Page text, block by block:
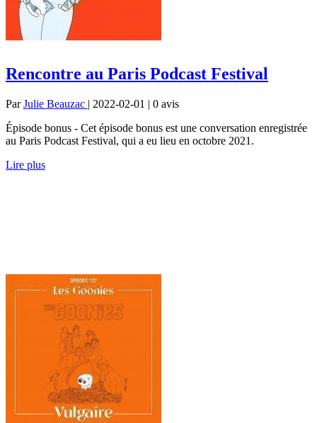
Rencontre au Paris Podcast Festival
ParJulie Beauzac | 2022-02-01 | 0 avis
Épisode bonus - Cet épisode bonus est une conversation enregistrée
au Paris Podcast Festival, qui a eu lieu en octobre 2021.
Lire plus